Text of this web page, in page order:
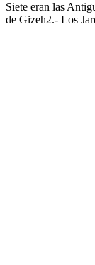
Siete eran las
de Gizeh2.- Los